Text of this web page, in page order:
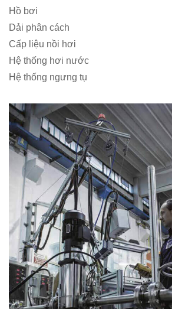
Hồ bơi
Dải phân cách
Cấp liệu nồi hơi
Hệ thống hơi nước
Hệ thống ngưng tụ